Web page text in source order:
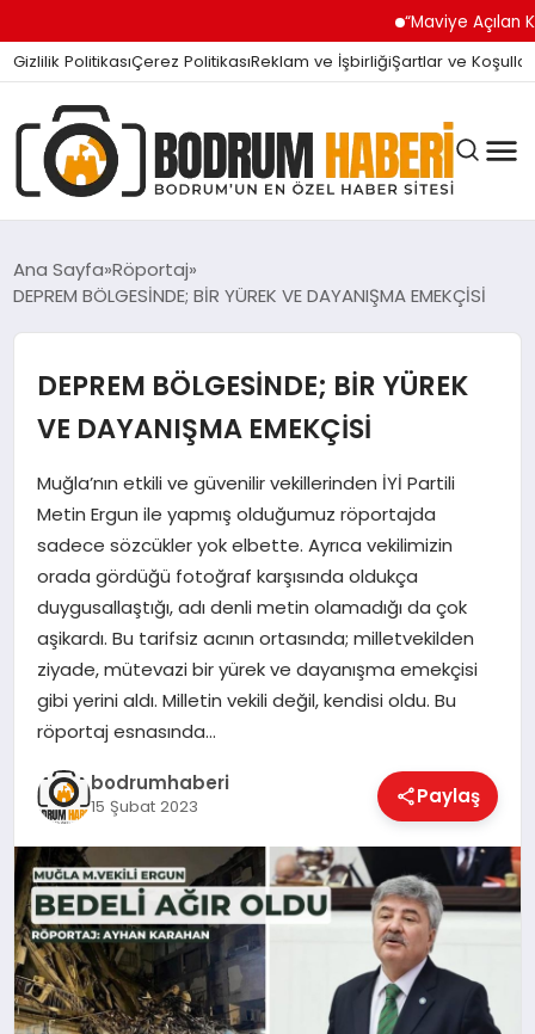
“Maviye Açılan Kapı”
Gizlilik PolitikasıÇerez PolitikasıReklam ve İşbirliğiŞartlar ve Koşullar
BODRUM BODRUM
SIYASET
MAGAZIN
KÖŞE YAZILARI
YAŞAM
SPOR
MUĞLA
☰
Ana Sayfa Röportaj
DEPREM BÖLGESİNDE; BİR YÜREK VE DAYANIŞMA EMEKÇİSİ
DEPREM BÖLGESİNDE; BİR YÜREK
VE DAYANIŞMA EMEKÇİSİ
Muğla’nın etkili ve güvenilir vekillerinden İYİ Partili
Metin Ergun ile yapmış olduğumuz röportajda
sadece sözcükler yok elbette. Ayrıca vekilimizin
orada gördüğü fotoğraf karşısında oldukça
duygusallaştığı, adı denli metin olamadığı da çok
aşikardı. Bu tarifsiz acının ortasında; milletvekilden
ziyade, mütevazi bir yürek ve dayanışma emekçisi
gibi yerini aldı. Milletin vekili değil, kendisi oldu. Bu
röportaj esnasında…
bodrumhaberi
15 Şubat 2023 Paylaş